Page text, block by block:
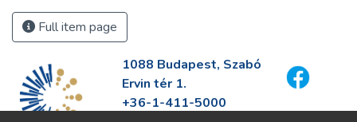
Full item page
1088 Budapest, Szabó
Ervin tér 1.
+36-1-411-5000